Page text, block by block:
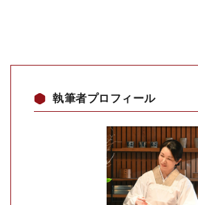
執筆者プロフィール